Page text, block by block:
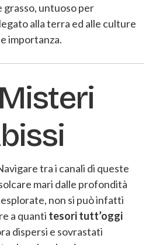
grasso, untuoso per
legato alla terra ed alle culture
importanza.
tra i canali di queste
mari dalle profondità
non si può infatti
a quanti tesori tutt’oggi
dispersi e sovrastati